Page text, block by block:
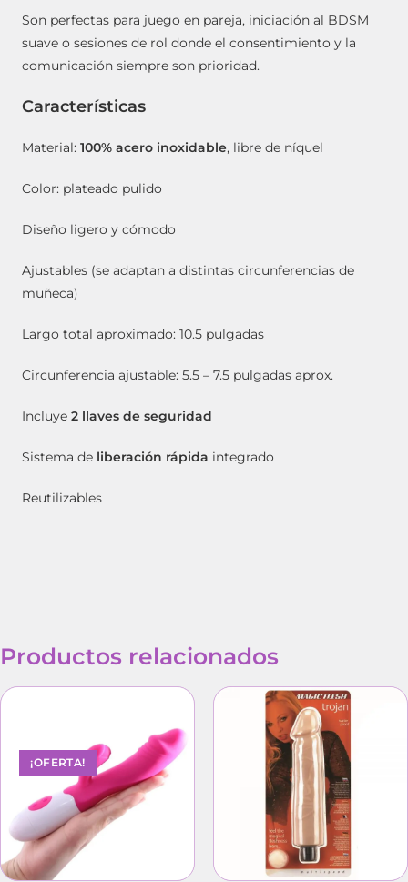
Son perfectas para juego en pareja, iniciación al BDSM
suave o sesiones de rol donde el consentimiento y la
comunicación siempre son prioridad.
Características
Material: 100% acero inoxidable, libre de níquel
Color: plateado pulido
Diseño ligero y cómodo
Ajustables (se adaptan a distintas circunferencias de
muñeca)
Largo total aproximado: 10.5 pulgadas
Circunferencia ajustable: 5.5 – 7.5 pulgadas aprox.
Incluye 2 llaves de seguridad
Sistema de liberación rápida integrado
Reutilizables
Productos relacionados
¡OFERTA!